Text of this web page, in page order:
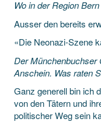
Wo in der Region
Ausser den bereits
«Die Neonazi-Szene
Der Münchenbuchser
Anschein. Was raten
Ganz generell bin ich
von den Tätern und
politischer Weg sein